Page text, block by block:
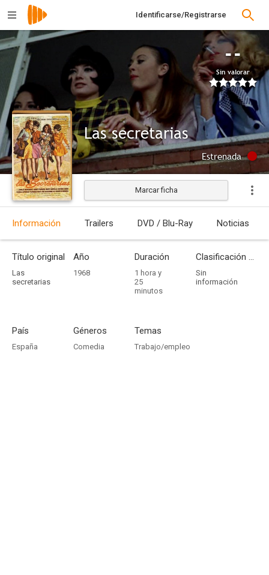
Identificarse/Registrarse
--
Sin valorar
Las secretarias
Estrenada
Marcar ficha
Información Trailers DVD / Blu-Ray Noticias
Título original
Las
secretarias
Año
1968
Duración
1 hora y
25
minutos
Clasificación por edades
Sin
información
País
España
Géneros
Comedia
Temas
Trabajo/empleo